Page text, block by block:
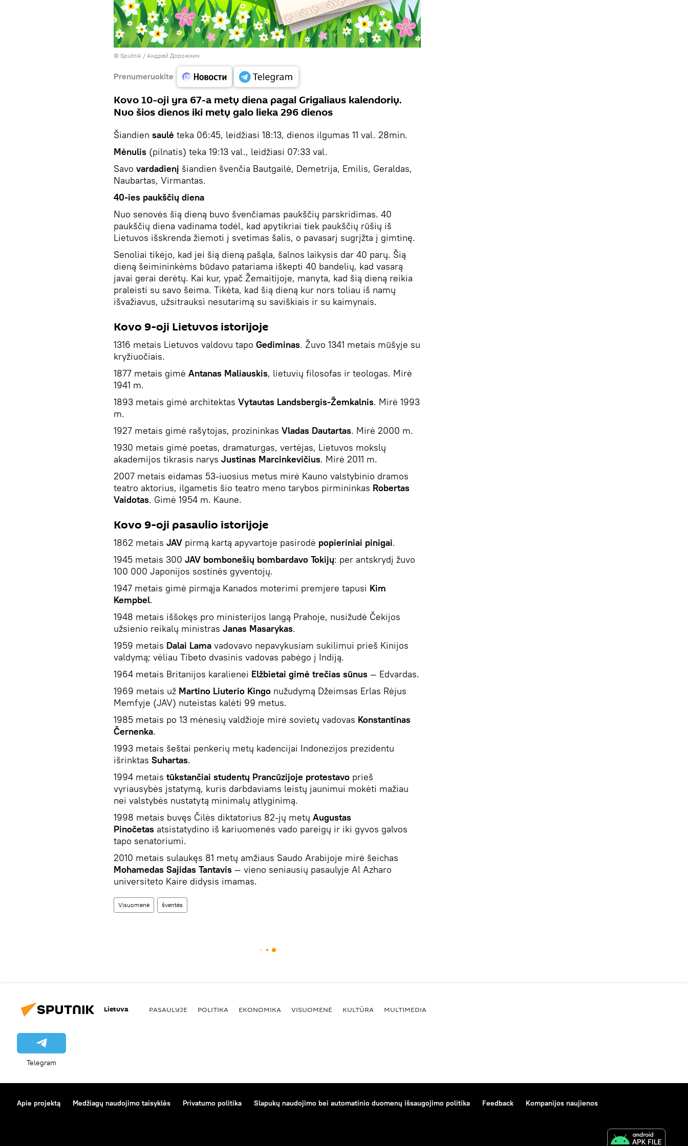
© Sputnik / Андрей Дорожкин
Prenumeruokite
Kovo 10-oji yra 67-a metų diena pagal Grigaliaus kalendorių.
Nuo šios dienos iki metų galo lieka 296 dienos
Šiandien saulė teka 06:45, leidžiasi 18:13, dienos ilgumas 11 val. 28min.
Mėnulis (pilnatis) teka 19:13 val., leidžiasi 07:33 val.
Savo vardadienį šiandien švenčia Bautgailė, Demetrija, Emilis, Geraldas,
Naubartas, Virmantas.
40-ies paukščių diena
Nuo senovės šią dieną buvo švenčiamas paukščių parskridimas. 40
paukščių diena vadinama todėl, kad apytikriai tiek paukščių rūšių iš
Lietuvos išskrenda žiemoti į svetimas šalis, o pavasarį sugrįžta į gimtinę.
Senoliai tikėjo, kad jei šią dieną pašąla, šalnos laikysis dar 40 parų. Šią
dieną šeimininkėms būdavo patariama iškepti 40 bandelių, kad vasarą
javai gerai derėtų. Kai kur, ypač Žemaitijoje, manyta, kad šią dieną reikia
praleisti su savo šeima. Tikėta, kad šią dieną kur nors toliau iš namų
išvažiavus, užsitrauksi nesutarimą su saviškiais ir su kaimynais.
Kovo 9-oji Lietuvos istorijoje
1316 metais Lietuvos valdovu tapo Gediminas. Žuvo 1341 metais mūšyje su
kryžiuočiais.
1877 metais gimė Antanas Maliauskis, lietuvių filosofas ir teologas. Mirė
1941 m.
1893 metais gimė architektas Vytautas Landsbergis-Žemkalnis. Mirė 1993
m.
1927 metais gimė rašytojas, prozininkas Vladas Dautartas. Mirė 2000 m.
1930 metais gimė poetas, dramaturgas, vertėjas, Lietuvos mokslų
akademijos tikrasis narys Justinas Marcinkevičius. Mirė 2011 m.
2007 metais eidamas 53-iuosius metus mirė Kauno valstybinio dramos
teatro aktorius, ilgametis šio teatro meno tarybos pirmininkas Robertas
Vaidotas. Gimė 1954 m. Kaune.
Kovo 9-oji pasaulio istorijoje
1862 metais JAV pirmą kartą apyvartoje pasirodė popieriniai pinigai.
1945 metais 300 JAV bombonešių bombardavo Tokijų: per antskrydį žuvo
100 000 Japonijos sostinės gyventojų.
1947 metais gimė pirmąja Kanados moterimi premjere tapusi Kim
Kempbel.
1948 metais iššokęs pro ministerijos langą Prahoje, nusižudė Čekijos
užsienio reikalų ministras Janas Masarykas.
1959 metais Dalai Lama vadovavo nepavykusiam sukilimui prieš Kinijos
valdymą; vėliau Tibeto dvasinis vadovas pabėgo į Indiją.
1964 metais Britanijos karalienei Elžbietai gimė trečias sūnus — Edvardas.
1969 metais už Martino Liuterio Kingo nužudymą Džeimsas Erlas Rėjus
Memfyje (JAV) nuteistas kalėti 99 metus.
1985 metais po 13 mėnesių valdžioje mirė sovietų vadovas Konstantinas
Černenka.
1993 metais šeštai penkerių metų kadencijai Indonezijos prezidentu
išrinktas Suhartas.
1994 metais tūkstančiai studentų Prancūzijoje protestavo prieš
vyriausybės įstatymą, kuris darbdaviams leistų jaunimui mokėti mažiau
nei valstybės nustatytą minimalų atlyginimą.
1998 metais buvęs Čilės diktatorius 82-jų metų Augustas
Pinočetas atsistatydino iš kariuomenės vado pareigų ir iki gyvos galvos
tapo senatoriumi.
2010 metais sulaukęs 81 metų amžiaus Saudo Arabijoje mirė šeichas
Mohamedas Sajidas Tantavis — vieno seniausių pasaulyje Al Azharo
universiteto Kaire didysis imamas.
Visuomenė šventės
Lietuva PASAULYJE POLITIKA EKONOMIKA VISUOMENĖ KULTŪRA MULTIMEDIA
Telegram
Apie projektą Medžiagų naudojimo taisyklės Privatumo politika Slapukų naudojimo bei automatinio duomenų išsaugojimo politika Feedback Kompanijos naujienos